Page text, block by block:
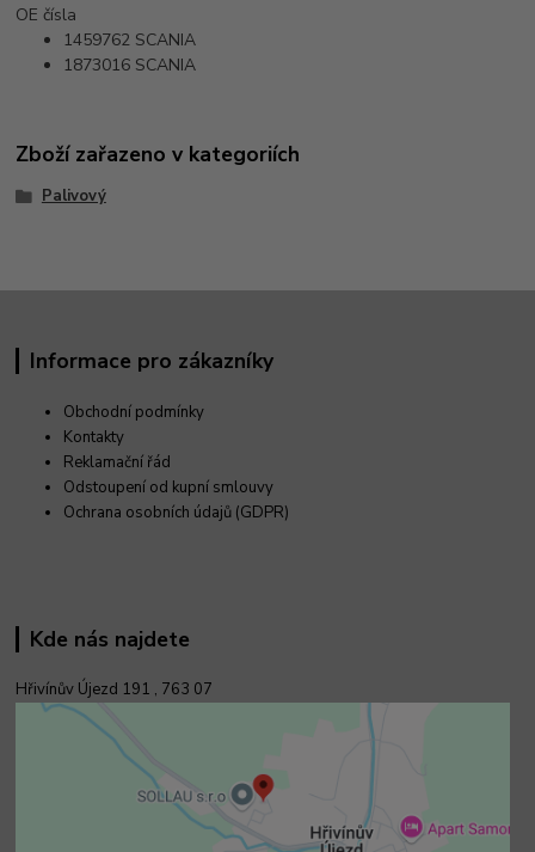
OE čísla
1459762 SCANIA
1873016 SCANIA
Zboží zařazeno v kategoriích
Palivový
Informace pro zákazníky
Obchodní podmínky
Kontakty
Reklamační řád
Odstoupení od kupní smlouvy
Ochrana osobních údajů (GDPR)
Kde nás najdete
Hřivínův Újezd 191 , 763 07